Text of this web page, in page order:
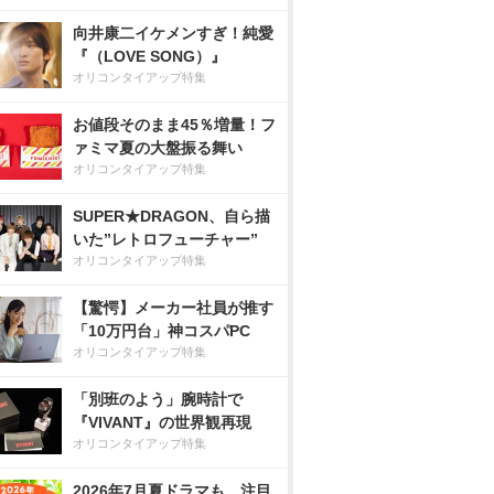
向井康二イケメンすぎ！純愛
『（LOVE SONG）』
オリコンタイアップ特集
お値段そのまま45％増量！フ
ァミマ夏の大盤振る舞い
オリコンタイアップ特集
SUPER★DRAGON、自ら描
いた”レトロフューチャー”
オリコンタイアップ特集
【驚愕】メーカー社員が推す
「10万円台」神コスパPC
オリコンタイアップ特集
「別班のよう」腕時計で
『VIVANT』の世界観再現
オリコンタイアップ特集